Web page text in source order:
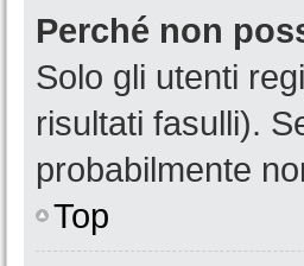
Perché non
Solo gli utenti
risultati fasulli).
probabilmente
Top